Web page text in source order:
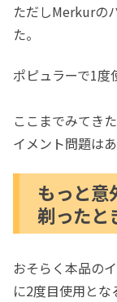
ただしMerkurの
た。
ポピュラーで1度
ここまでみてき
イメント問題は
もっと意
剃ったと
おそらく本品の
に2度目使用とな